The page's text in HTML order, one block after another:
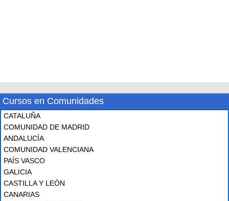
Cursos en Comunidades
CATALUÑA
COMUNIDAD DE MADRID
ANDALUCÍA
COMUNIDAD VALENCIANA
PAÍS VASCO
GALICIA
CASTILLA Y LEÓN
CANARIAS